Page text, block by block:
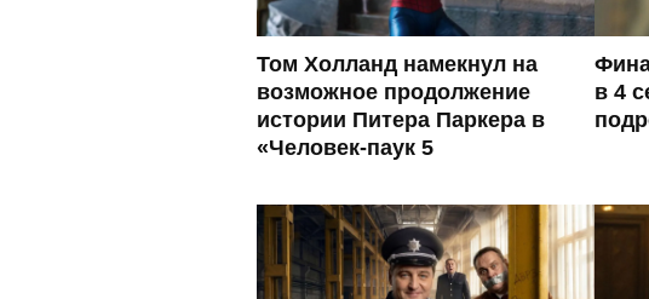
Том Холланд намекнул на
возможное продолжение
истории Питера Паркера в
«Человек-паук 5
в 4